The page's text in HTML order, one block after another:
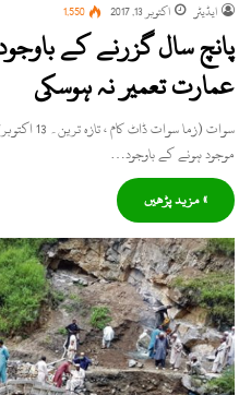
ایڈیٹر اکتوبر 13, 2017 1,550
پانچ سال گزرنے کے
عمارت تعمیر نہ ہوسکی
موجود ہونے کے باوجود…
» مزید پڑھیں